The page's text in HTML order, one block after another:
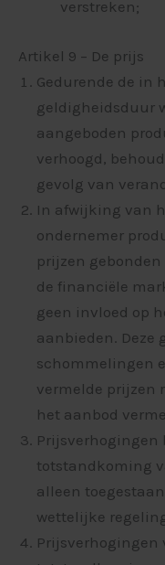
verstreken;
Artikel 9 – De prijs
Gedurende de in
geldigheidsduur
aangeboden
verhoogd,
gevolg van
In afwijking van
ondernemer
prijzen
de financiële
geen invloed op
aanbieden. Deze
schommelingen
vermelde prijzen
het aanbod
Prijsverhogingen
totstandkoming
alleen
wettelijke
Prijsverhogingen